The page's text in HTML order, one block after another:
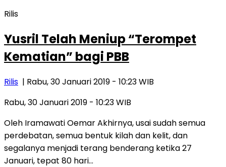
Rilis
Yusril Telah Meniup “Terompet
Kematian” bagi PBB
Rilis | Rabu, 30 Januari 2019 - 10:23 WIB
Rabu, 30 Januari 2019 - 10:23 WIB
Oleh Iramawati Oemar Akhirnya, usai sudah semua
perdebatan, semua bentuk kilah dan kelit, dan
segalanya menjadi terang benderang ketika 27
Januari, tepat 80 hari…